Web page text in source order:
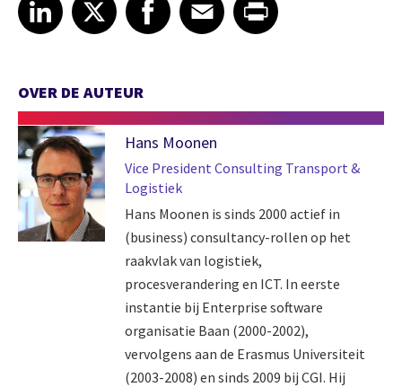
Share article on LinkedIn
LinkedIn
Share article on XShare article on Facebook
Facebook
Share article on Email
EmailShare article on Print
OVER DE AUTEUR
Hans Moonen
Vice President Consulting Transport &
Logistiek
Hans Moonen is sinds 2000 actief in
(business) consultancy-rollen op het
raakvlak van logistiek,
procesverandering en ICT. In eerste
instantie bij Enterprise software
organisatie Baan (2000-2002),
vervolgens aan de Erasmus Universiteit
(2003-2008) en sinds 2009 bij CGI. Hij